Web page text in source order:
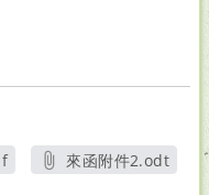
來函附件2.odt